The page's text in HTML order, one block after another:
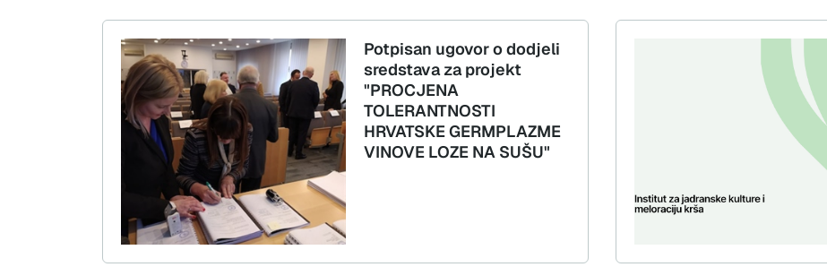
Potpisan ugovor o dodjeli
sredstava za projekt
"PROCJENA
TOLERANTNOSTI
HRVATSKE GERMPLAZME
VINOVE LOZE NA SUŠU"